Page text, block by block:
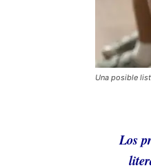
Una posible
Los